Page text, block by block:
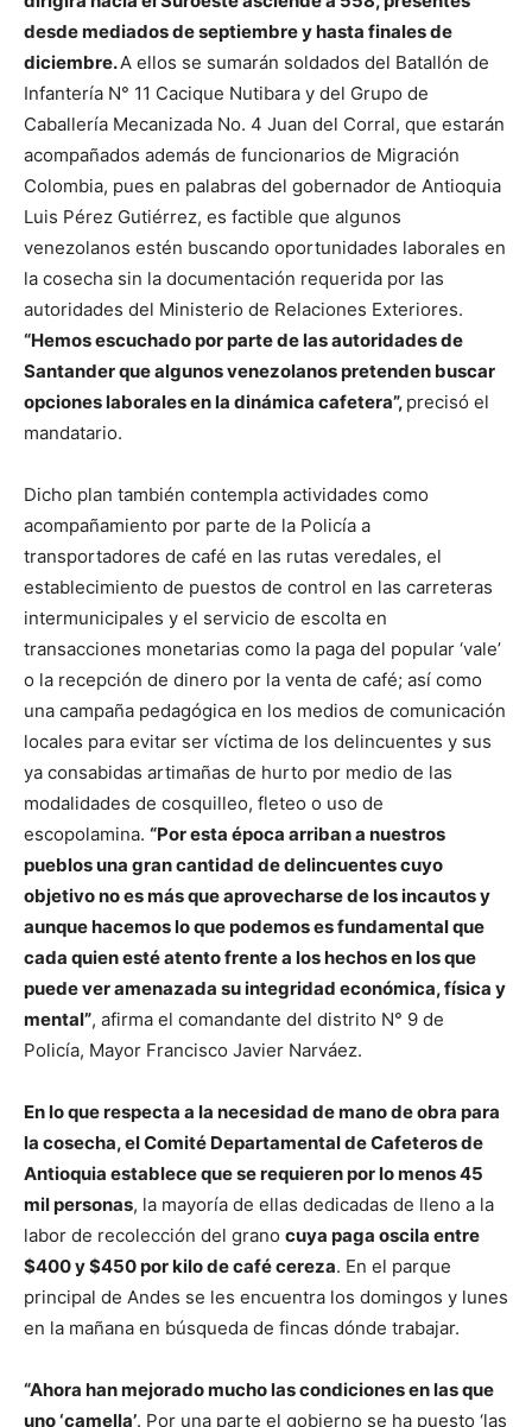
desde mediados de septiembre y hasta finales de
diciembre.A ellos se sumarán soldados del Batallón de
Infantería N° 11 Cacique Nutibara y del Grupo de
Caballería Mecanizada No. 4 Juan del Corral, que estarán
acompañados además de funcionarios de Migración
Colombia, pues en palabras del gobernador de Antioquia
Luis Pérez Gutiérrez, es factible que algunos
venezolanos estén buscando oportunidades laborales en
la cosecha sin la documentación requerida por las
autoridades del Ministerio de Relaciones Exteriores.
“Hemos escuchado por parte de las autoridades de
Santander que algunos venezolanos pretenden buscar
opciones laborales en la dinámica cafetera”, precisó el
mandatario.
Dicho plan también contempla actividades como
acompañamiento por parte de la Policía a
transportadores de café en las rutas veredales, el
establecimiento de puestos de control en las carreteras
intermunicipales y el servicio de escolta en
transacciones monetarias como la paga del popular ‘vale’
o la recepción de dinero por la venta de café; así como
una campaña pedagógica en los medios de comunicación
locales para evitar ser víctima de los delincuentes y sus
ya consabidas artimañas de hurto por medio de las
modalidades de cosquilleo, fleteo o uso de
escopolamina. “Por esta época arriban a nuestros
pueblos una gran cantidad de delincuentes cuyo
objetivo no es más que aprovecharse de los incautos y
aunque hacemos lo que podemos es fundamental que
cada quien esté atento frente a los hechos en los que
puede ver amenazada su integridad económica, física y
mental”, afirma el comandante del distrito N° 9 de
Policía, Mayor Francisco Javier Narváez.
En lo que respecta a la necesidad de mano de obra para
la cosecha, el Comité Departamental de Cafeteros de
Antioquia establece que se requieren por lo menos 45
mil personas, la mayoría de ellas dedicadas de lleno a la
labor de recolección del grano cuya paga oscila entre
$400 y $450 por kilo de café cereza. En el parque
principal de Andes se les encuentra los domingos y lunes
en la mañana en búsqueda de fincas dónde trabajar.
“Ahora han mejorado mucho las condiciones en las que
uno ‘camella’. Por una parte el gobierno se ha puesto ‘las